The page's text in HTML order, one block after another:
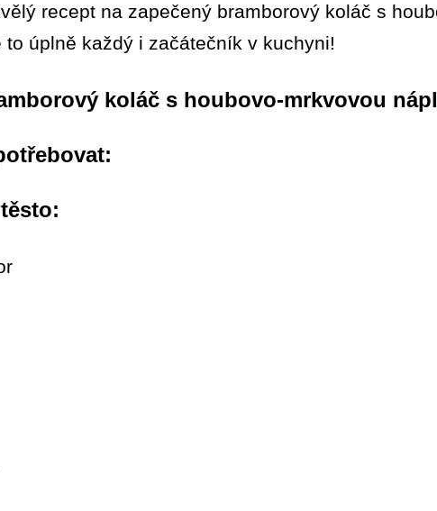
recept na zapečený bramborový koláč s
to úplně každý i začátečník v kuchyni!
koláč s houbovo-mrkvovou